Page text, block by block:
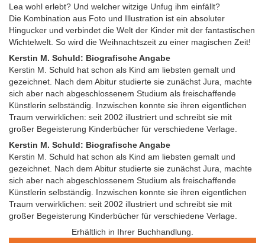
Lea wohl erlebt? Und welcher witzige Unfug ihm einfällt?
Die Kombination aus Foto und Illustration ist ein absoluter
Hingucker und verbindet die Welt der Kinder mit der fantastischen
Wichtelwelt. So wird die Weihnachtszeit zu einer magischen Zeit!
Kerstin M. Schuld: Biografische Angabe
Kerstin M. Schuld hat schon als Kind am liebsten gemalt und
gezeichnet. Nach dem Abitur studierte sie zunächst Jura, machte
sich aber nach abgeschlossenem Studium als freischaffende
Künstlerin selbständig. Inzwischen konnte sie ihren eigentlichen
Traum verwirklichen: seit 2002 illustriert und schreibt sie mit
großer Begeisterung Kinderbücher für verschiedene Verlage.
Kerstin M. Schuld: Biografische Angabe
Kerstin M. Schuld hat schon als Kind am liebsten gemalt und
gezeichnet. Nach dem Abitur studierte sie zunächst Jura, machte
sich aber nach abgeschlossenem Studium als freischaffende
Künstlerin selbständig. Inzwischen konnte sie ihren eigentlichen
Traum verwirklichen: seit 2002 illustriert und schreibt sie mit
großer Begeisterung Kinderbücher für verschiedene Verlage.
Erhältlich in Ihrer Buchhandlung.